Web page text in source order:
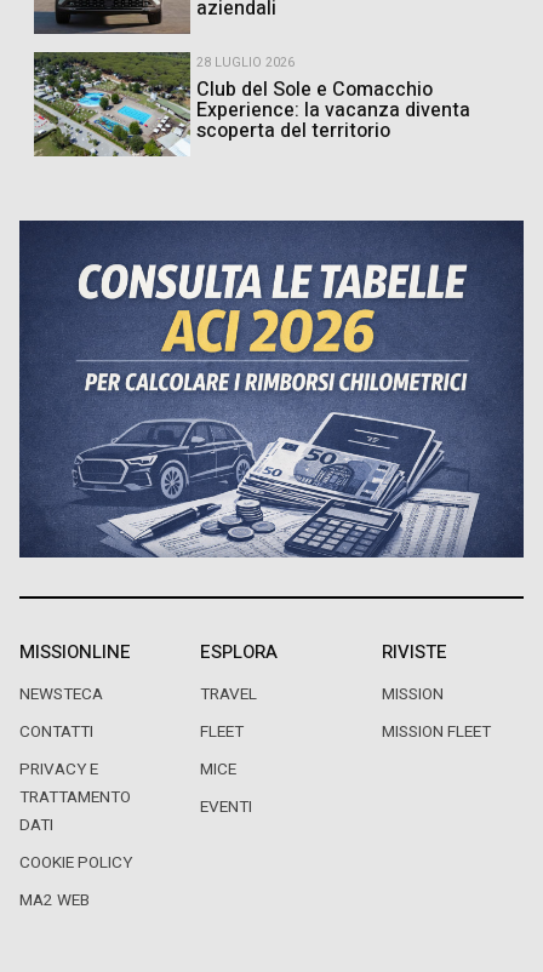
aziendali
28 LUGLIO 2026
Club del Sole e Comacchio
Experience: la vacanza diventa
scoperta del territorio
MISSIONLINE
NEWSTECA
CONTATTI
PRIVACY E
TRATTAMENTO
DATI
COOKIE POLICY
MA2 WEB
ESPLORA
TRAVEL
FLEET
MICE
EVENTI
RIVISTE
MISSION
MISSION FLEET